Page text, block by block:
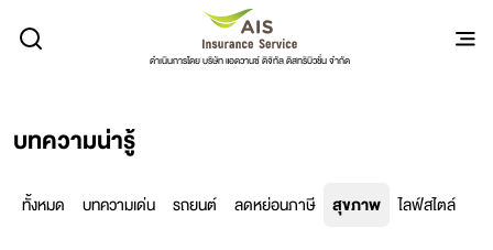
ดำเนินการโดย บริษัท แอดวานซ์ ดิจิทัล ดิสทริบิวชั่น จำกัด
บทความน่ารู้
ทั้งหมด บทความเด่น รถยนต์ ลดหย่อนภาษี สุขภาพ ไลฟ์สไตล์